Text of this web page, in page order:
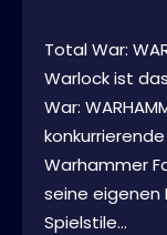
Total War:
Warlock ist
War:
Warhammer
seine eigenen
Spielstile...